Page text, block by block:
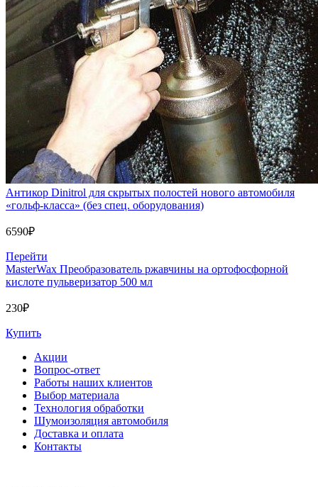
Антикор Dinitrol для скрытых полостей нового автомобиля
«гольф-класса» (без спец. оборудования)
6590₽
Перейти
MasterWax Преобразователь ржавчины на ортофосфорной
кислоте пульверизатор 500 мл
230₽
Купить
Акции
Вопрос-ответ
Работы наших клиентов
Выбор материала
Технология обработки
Шумоизоляция автомобиля
Доставка и оплата
Контакты